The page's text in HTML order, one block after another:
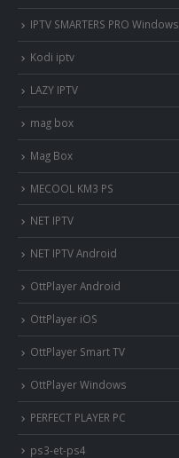
IPTV SMARTERS PRO Windows
Kodi iptv
LAZY IPTV
mag box
Mag Box
MECOOL KM3 PS
NET IPTV
NET IPTV Android
OttPlayer Android
OttPlayer iOS
OttPlayer Smart TV
OttPlayer Windows
PERFECT PLAYER PC
ps3-et-ps4